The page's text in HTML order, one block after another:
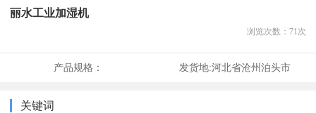
丽水工业加湿机
浏览次数： 71 次
产品规格： 发货地:河北省沧州泊头市
关键词